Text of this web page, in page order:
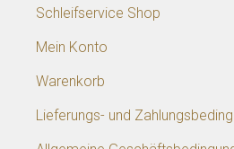
Schleifservice Shop
Mein Konto
Warenkorb
Lieferungs- und